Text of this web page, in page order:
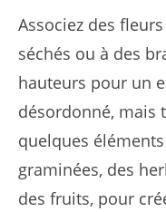
Associez des
séchés ou à des
hauteurs pour un
désordonné, mais
quelques
graminées, des
des fruits, pour